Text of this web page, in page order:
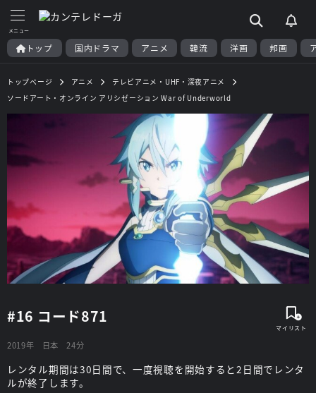
トップ 国内ドラマ アニメ 韓流 洋画 邦画
トップページ アニメ
テレビアニメ・UHF・深夜アニメ
ソードアート・オンライン アリシゼーション War of Underworld
#16 コード871
2019年 日本 24分
レンタル期間は30日間で、一度視聴を開始すると2日間でレンタ
ルが終了します。